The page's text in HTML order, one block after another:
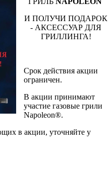
И ПОЛУЧИ ПОДАРОК
- АКСЕССУАР ДЛЯ
ГРИЛЛИНГА!
Срок действия акции
ограничен.
В акции принимают
участие газовые грили
Napoleon®.
в акции, уточняйте у